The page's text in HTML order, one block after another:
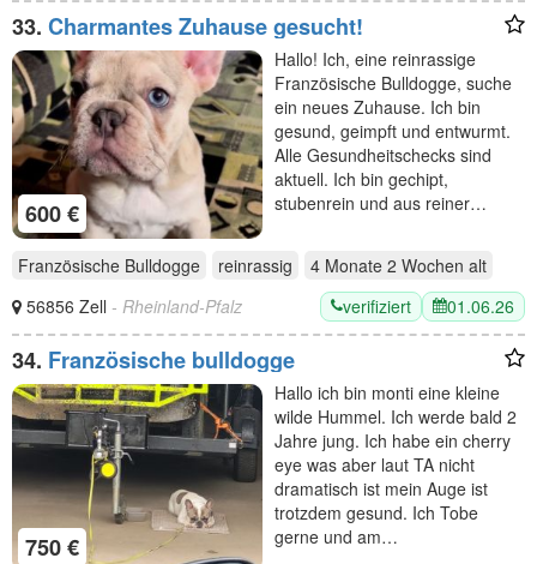
33. Charmantes Zuhause gesucht!
600 €
Hallo! Ich, eine reinrassige
Französische Bulldogge, suche
ein neues Zuhause. Ich bin
gesund, geimpft und entwurmt.
Alle Gesundheitschecks sind
aktuell. Ich bin gechipt,
stubenrein und aus reiner…
Französische Bulldogge reinrassig 4 Monate 2 Wochen alt
56856 Zell - Rheinland-Pfalz verifiziert 01.06.26
34. Französische bulldogge
750 €
Hallo ich bin monti eine kleine
wilde Hummel. Ich werde bald 2
Jahre jung. Ich habe ein cherry
eye was aber laut TA nicht
dramatisch ist mein Auge ist
trotzdem gesund. Ich Tobe
gerne und am…